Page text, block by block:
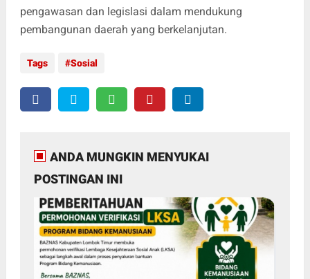
pengawasan dan legislasi dalam mendukung
pembangunan daerah yang berkelanjutan.
Tags Sosial
ANDA MUNGKIN MENYUKAI
POSTINGAN INI